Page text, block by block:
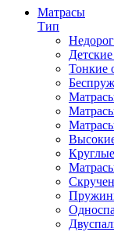
Матрасы
Тип
Тонкие